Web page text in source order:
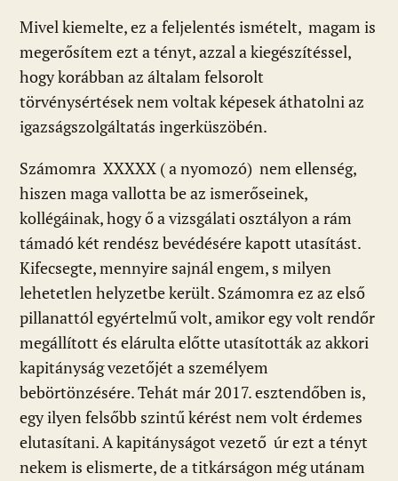
Mivel kiemelte, ez a feljelentés ismételt, magam is
megerősítem ezt a tényt, azzal a kiegészítéssel,
hogy korábban az általam felsorolt
törvénysértések nem voltak képesek áthatolni az
igazságszolgáltatás ingerküszöbén.
Számomra XXXXX ( a nyomozó) nem ellenség,
hiszen maga vallotta be az ismerőseinek,
kollégáinak, hogy ő a vizsgálati osztályon a rám
támadó két rendész bevédésére kapott utasítást.
Kifecsegte, mennyire sajnál engem, s milyen
lehetetlen helyzetbe került. Számomra ez az első
pillanattól egyértelmű volt, amikor egy volt rendőr
megállított és elárulta előtte utasították az akkori
kapitányság vezetőjét a személyem
bebörtönzésére. Tehát már 2017. esztendőben is,
egy ilyen felsőbb szintű kérést nem volt érdemes
elutasítani. A kapitányságot vezető úr ezt a tényt
nekem is elismerte, de a titkárságon még utánam